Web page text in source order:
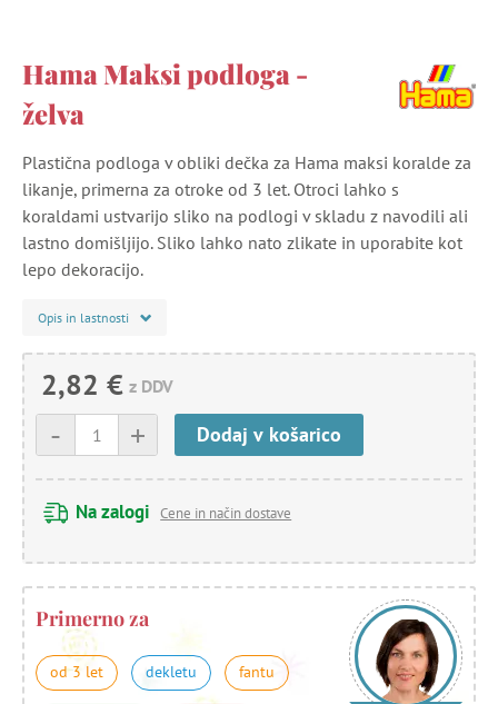
Hama Maksi podloga -
želva
Plastična podloga v obliki dečka za Hama maksi koralde za
likanje, primerna za otroke od 3 let. Otroci lahko s
koraldami ustvarijo sliko na podlogi v skladu z navodili ali
lastno domišljijo. Sliko lahko nato zlikate in uporabite kot
lepo dekoracijo.
Opis in lastnosti
2,82 € z DDV
+
- Dodaj v košarico
Na zalogi Cene in način dostave
Primerno za
od 3 let dekletu fantu